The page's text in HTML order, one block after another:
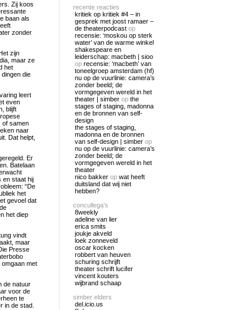
Zij koos
baan als
zonder
zijn
maar ze
het
die
leert
even
blijft
of samen
naar
Dat helpt,
Er
Batelaan
en staat hij
“De
het
gevoel dat
het diep
vindt
maar
Presse
met
de natuur
voor de
te
in de stad.
recente reacties
kritiek op kritiek #4 – in
gesprek met joost ramaer –
de theaterpodcast op
recensie: ‘moskou op sterk
water’ van de warme winkel
shakespeare en
leiderschap: macbeth | sioo
op recensie: ‘macbeth’ van
toneelgroep amsterdam (hf)
nu op de vuurlinie: camera’s
zonder beeld; de
vormgegeven wereld in het
theater | simber op the
stages of staging, madonna
en de bronnen van self-
design
the stages of staging,
madonna en de bronnen
van self-design | simber op
nu op de vuurlinie: camera’s
zonder beeld; de
vormgegeven wereld in het
theater
nico bakker op wat heeft
duitsland dat wij niet
hebben?
concullega's
8weekly
adeline van lier
erica smits
joukje akveld
loek zonneveld
oscar kocken
robbert van heuven
schuring schrijft
theater schrift lucifer
vincent kouters
wijbrand schaap
simber elders
del.icio.us